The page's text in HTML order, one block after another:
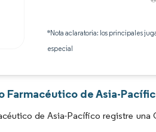
*Nota aclaratoria: los principales
especial
Farmacéutico de Asia-
de Asia-Pacífico registre una